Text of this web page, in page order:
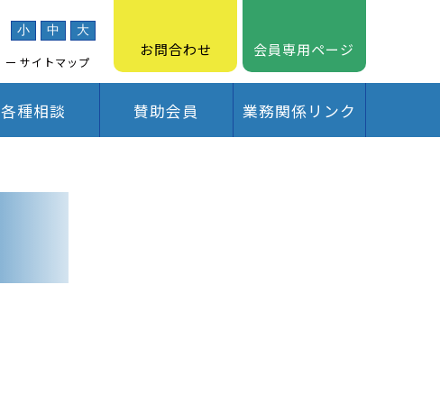
小 中 大
サイトマップ
お問合わせ 会員専用ページ
各種相談 賛助会員 業務関係リンク